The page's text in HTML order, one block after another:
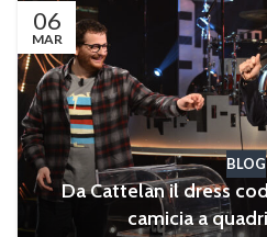
06
MAR
BLOG
Da Cattelan il dress
camicia a